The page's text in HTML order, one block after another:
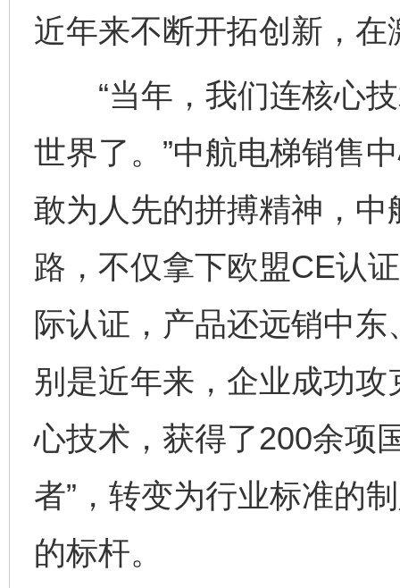
近年来不断开拓创新，
“当年，我们连核心技
世界了。”中航电梯销售
敢为人先的拼搏精神，
路，不仅拿下欧盟CE认
际认证，产品还远销中
别是近年来，企业成功
心技术，获得了200余项
者”，转变为行业标准的
的标杆。